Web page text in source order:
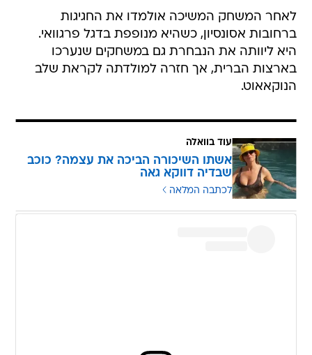
לאחר המשחק המשיכה אולמדו את החגיגות
ברחובות אסונסיון, כשהיא מנופפת בדגל פרגוואי.
היא ליוותה את הנבחרת גם במשחקים שנערכו
בארצות הברית, אך חזרה למולדתה לקראת שלב
הנוקאאוט.
עוד בוואלה
אשתו השיכורה הביכה את עצמה? כוכב
שבדיה דווקא גאה
לכתבה המלאה